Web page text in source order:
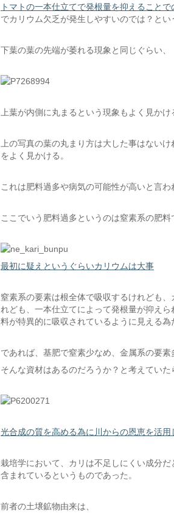
トマトの一本仕立てで発根量を抑えることで
でカリウム欠乏が発生しやすいのでは？とい
下葉の葉の先端が萎れる現象と同じぐらい、
上葉が内側に丸まるという現象もよく見かけ
上の写真の葉の丸まり方は大した事はない
をよく見かける。
これは肥料過多や病気の可能性が高いと言わ
ここでいう肥料過多というのは窒素系の肥
最初に疑えというぐらいカリウムは大事
窒素系の要素は根全体で吸収するけれども
れども、一本仕立てによって発根量が抑え
料が特異的に吸収されているように見える為
であれば、基肥で窒素少なめ、金属系の要
そんな資材はあるのだろうか？と考えていた
光合成の質を高める為に川からの恩恵を活用
栽培学において、カリは不足しにくい成分
含まれているというものであった。
前者の土壌鉱物由来は、